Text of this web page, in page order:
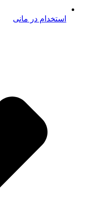
استخدام در مانی